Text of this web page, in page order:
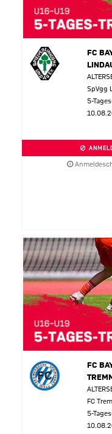
FC
SpVgg
5-
FC
FC
5-